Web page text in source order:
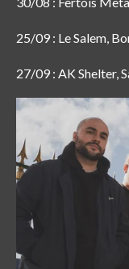
25/09 : Le Salem,
27/09 : AK Shelter,